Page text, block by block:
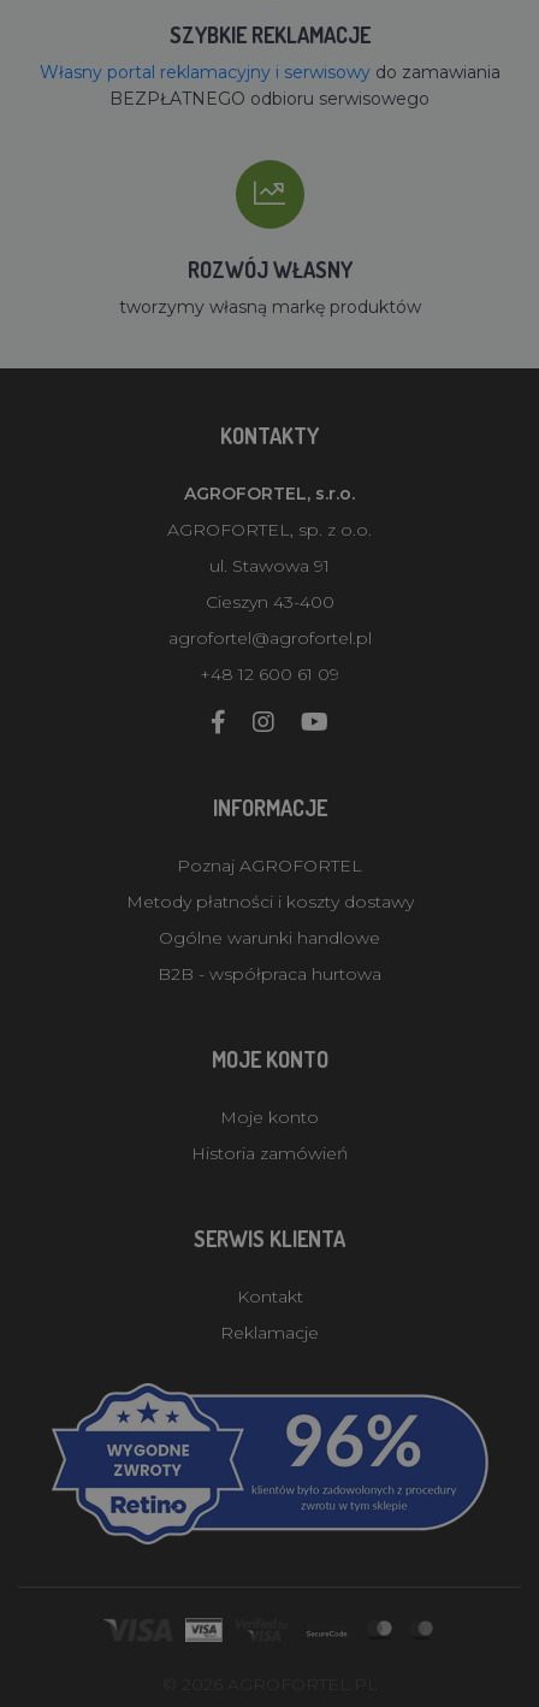
SZYBKIE REKLAMACJE
Własny portal reklamacyjny i serwisowydo zamawiania
BEZPŁATNEGO odbioru serwisowego
ROZWÓJ WŁASNY
tworzymy własną markę produktów
KONTAKTY
AGROFORTEL, s.r.o.
AGROFORTEL, sp. z o.o.
ul. Stawowa 91
Cieszyn 43-400
agrofortel@agrofortel.pl
+48 12 600 61 09
INFORMACJE
Poznaj AGROFORTEL
Metody płatności i koszty dostawy
Ogólne warunki handlowe
B2B - współpraca hurtowa
MOJE KONTO
Moje konto
Historia zamówień
SERWIS KLIENTA
Kontakt
Reklamacje